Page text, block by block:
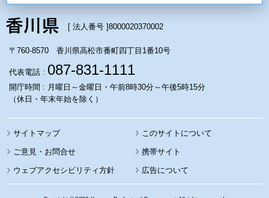
[ 法人番号 ]8000020370002
〒760-8570 香川県高松市番町四丁目1番10号
代表電話 : 087-831-1111
開庁時間 : 月曜日～金曜日・午前8時30分～午後5時15分
（休日・年末年始を除く）
サイトマップ このサイトについて
携帯サイト
ウェブアクセシビリティ方針 広告について